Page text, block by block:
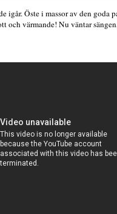
igår. Öste i massor av den
värmande! Nu väntar